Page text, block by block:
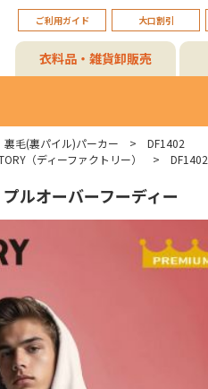
ご利用ガイド 大口割引
衣料品・雑貨卸販売
裏毛(裏パイル)パーカー
DF1402
（ディーファクトリー） DF1402
ルオーバーフーディー